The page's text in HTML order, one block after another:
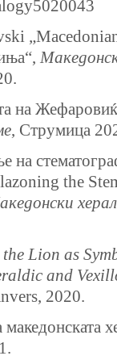
на
, Струмица
на
the
Lion as
and
2020.
македонската